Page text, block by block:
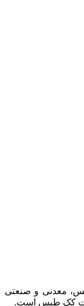
معدنی و صنعتی
شرکت کک طبس است.